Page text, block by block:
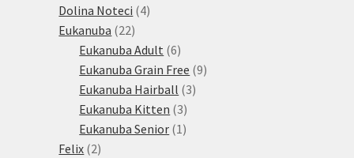
produkty
Dolina Noteci 44
Eukanuba 2222
produktů
Eukanuba Adult 66
produktů
Eukanuba Grain Free 99
Eukanuba Hairball 33
Eukanuba Kitten 33
produkty
Eukanuba Senior 1 1
Felix 22